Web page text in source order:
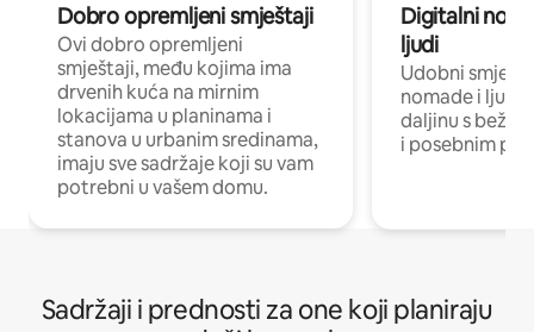
Dobro opremljeni smještaji
Ovi dobro opremljeni
smještaji, među kojima ima
drvenih kuća na mirnim
lokacijama u planinama i
stanova u urbanim sredinama,
imaju sve sadržaje koji su vam
potrebni u vašem domu.
Digitalni
ljudi
Udobni
nomade i ljude
daljinu s
i posebnim
Sadržaji i prednosti za one koji planiraju